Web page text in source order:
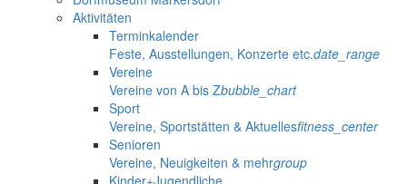
Aktivitäten
Terminkalender
Feste, Ausstellungen, Konzerte etc.date_range
Vereine
Vereine von A bis Zbubble_chart
Sport
Vereine, Sportstätten & Aktuellesfitness_center
Senioren
Vereine, Neuigkeiten & mehrgroup
Kinder+Jugendliche